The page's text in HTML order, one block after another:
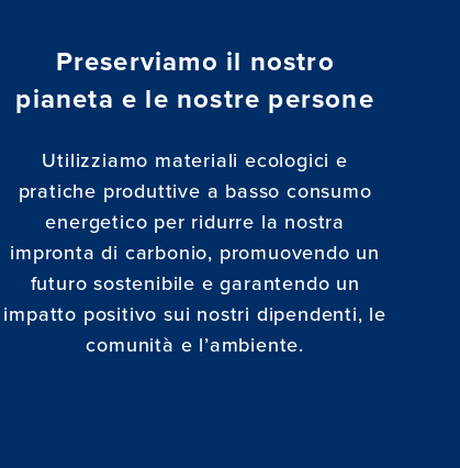
Preserviamo il nostro
pianeta e le nostre persone
Utilizziamo materiali ecologici e
pratiche produttive a basso consumo
energetico per ridurre la nostra
impronta di carbonio, promuovendo un
futuro sostenibile e garantendo un
impatto positivo sui nostri dipendenti, le
comunità e l’ambiente.